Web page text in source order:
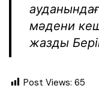
мәдени
жазды
Post Views: 65